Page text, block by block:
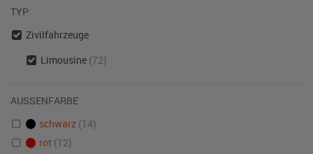
TYP
Zivilfahrzeuge
Limousine (72)
AUSSENFARBE
schwarz (14)
rot (12)